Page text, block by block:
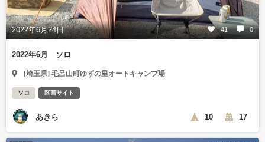
2022年6月24日 41 0
2022年6月 ソロ
[埼玉県] 毛呂山町ゆずの里オートキャンプ場
ソロ 区画サイト
あきら 10 17